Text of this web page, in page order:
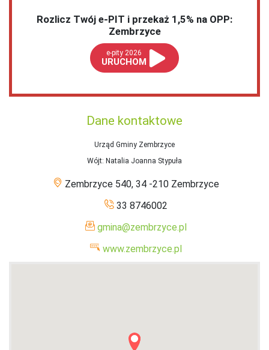
Rozlicz Twój e-PIT i przekaż 1,5% na OPP:
Zembrzyce
e-pity 2026
URUCHOM
Dane kontaktowe
Urząd Gminy Zembrzyce
Wójt: Natalia Joanna Stypuła
Zembrzyce 540, 34 -210 Zembrzyce
33 8746002
gmina@zembrzyce.pl
www.zembrzyce.pl